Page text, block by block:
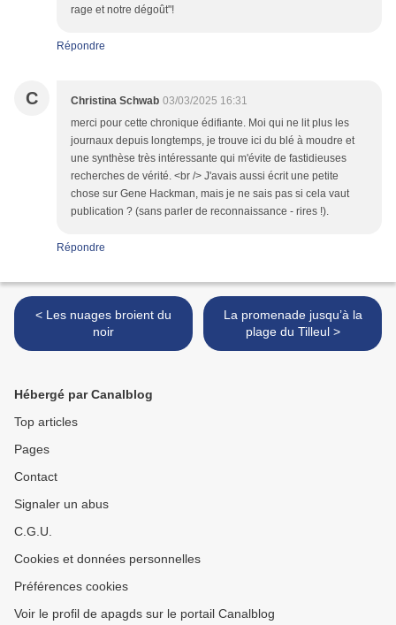
rage et notre dégoût"!
Répondre
C Christina Schwab 03/03/2025 16:31
merci pour cette chronique édifiante. Moi qui ne lit plus les
journaux depuis longtemps, je trouve ici du blé à moudre et
une synthèse très intéressante qui m'évite de fastidieuses
recherches de vérité. <br /> J'avais aussi écrit une petite
chose sur Gene Hackman, mais je ne sais pas si cela vaut
publication ? (sans parler de reconnaissance - rires !).
Répondre
< Les nuages broient du
noir
La promenade jusqu’à la
plage du Tilleul >
Hébergé par Canalblog
Top articles
Pages
Contact
Signaler un abus
C.G.U.
Cookies et données personnelles
Préférences cookies
Voir le profil de apagds sur le portail Canalblog